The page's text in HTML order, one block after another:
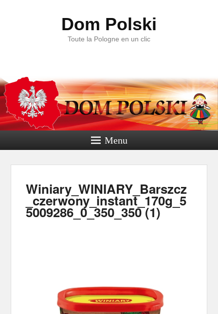
Dom Polski
Toute la Pologne en un clic
Menu
Winiary_WINIARY_Barszcz
_czerwony_instant_170g_5
5009286_0_350_350 (1)